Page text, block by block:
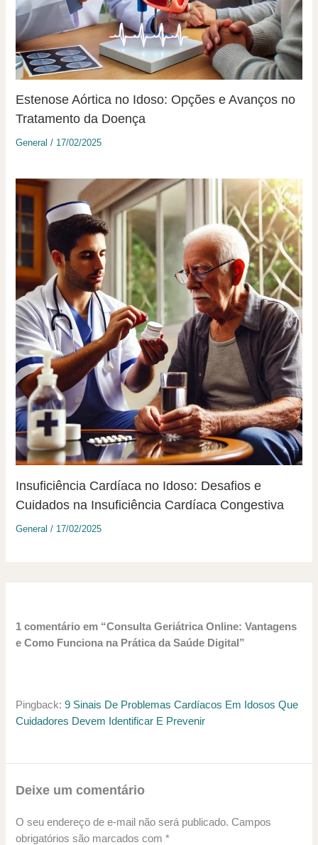
Estenose Aórtica no Idoso: Opções e Avanços no
Tratamento da Doença
General / 17/02/2025
Insuficiência Cardíaca no Idoso: Desafios e
Cuidados na Insuficiência Cardíaca Congestiva
General / 17/02/2025
1 comentário em “Consulta Geriátrica Online: Vantagens
e Como Funciona na Prática da Saúde Digital”
Pingback:9 Sinais De Problemas Cardíacos Em Idosos Que
Cuidadores Devem Identificar E Prevenir
Deixe um comentário
O seu endereço de e-mail não será publicado. Campos
obrigatórios são marcados com*